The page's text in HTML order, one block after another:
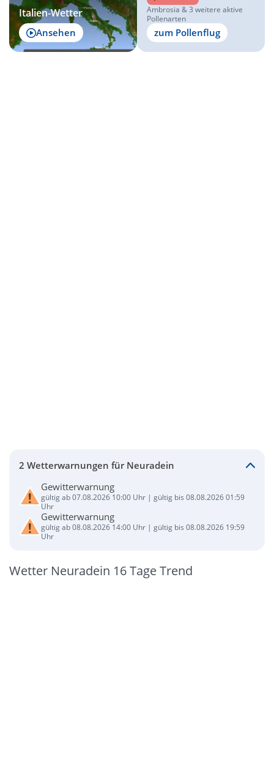
Italien-Wetter
Ansehen
Ambrosia & 3 weitere aktive
Pollenarten
zum Pollenflug
2 Wetterwarnungen für Neuradein
Gewitterwarnung
gültig ab 07.08.2026 10:00 Uhr | gültig bis 08.08.2026 01:59
Uhr
Gewitterwarnung
gültig ab 08.08.2026 14:00 Uhr | gültig bis 08.08.2026 19:59
Uhr
Wetter Neuradein 16 Tage Trend